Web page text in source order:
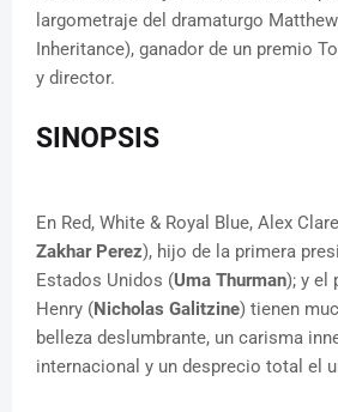
largometraje del dramaturgo
Inheritance), ganador de un premio
y director.
SINOPSIS
En Red, White & Royal Blue, Alex
Zakhar Perez), hijo de la primera
Estados Unidos (Uma Thurman); y el
Henry (Nicholas Galitzine) tienen
belleza deslumbrante, un carisma
internacional y un desprecio total el